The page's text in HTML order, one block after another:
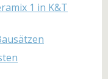
1 in K&T